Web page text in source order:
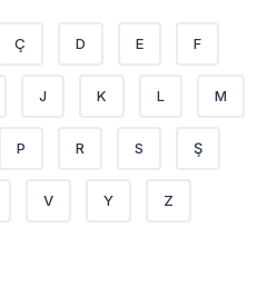
Ç D E F
J K L M
P R S Ş
V Y Z